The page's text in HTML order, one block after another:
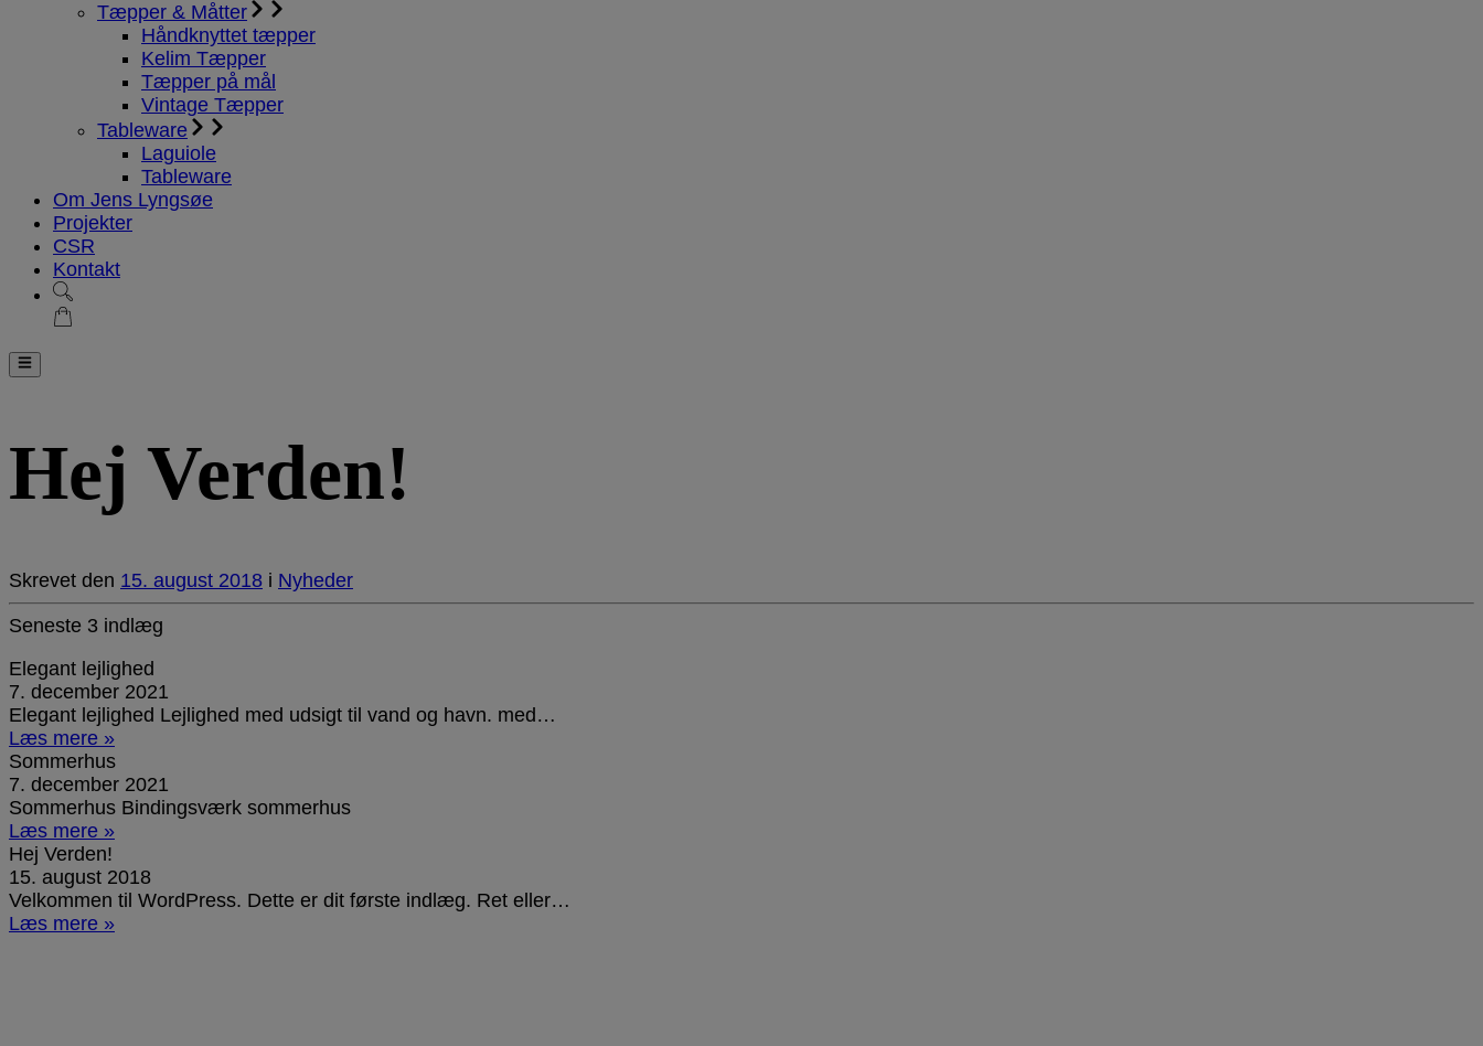
Tæpper & Måtter
Håndknyttet tæpper
Kelim Tæpper
Tæpper på mål
Vintage Tæpper
Tableware
Laguiole
Tableware
Om Jens Lyngsøe
Projekter
CSR
Kontakt
Hej Verden!
Skrevet den 15. august 2018 i Nyheder
Seneste 3 indlæg
Elegant lejlighed
7. december 2021
Elegant lejlighed Lejlighed med udsigt til vand og havn. med…
Læs mere »
Sommerhus
7. december 2021
Sommerhus Bindingsværk sommerhus
Læs mere »
Hej Verden!
15. august 2018
Velkommen til WordPress. Dette er dit første indlæg. Ret eller…
Læs mere »